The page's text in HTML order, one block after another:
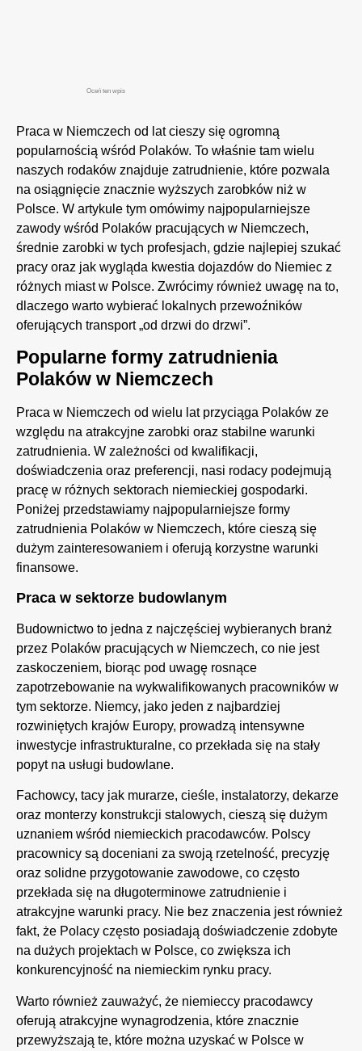
Oceń ten wpis
Praca w Niemczech od lat cieszy się ogromną
popularnością wśród Polaków. To właśnie tam wielu
naszych rodaków znajduje zatrudnienie, które pozwala
na osiągnięcie znacznie wyższych zarobków niż w
Polsce. W artykule tym omówimy najpopularniejsze
zawody wśród Polaków pracujących w Niemczech,
średnie zarobki w tych profesjach, gdzie najlepiej szukać
pracy oraz jak wygląda kwestia dojazdów do Niemiec z
różnych miast w Polsce. Zwrócimy również uwagę na to,
dlaczego warto wybierać lokalnych przewoźników
oferujących transport „od drzwi do drzwi”.
Popularne formy zatrudnienia
Polaków w Niemczech
Praca w Niemczech od wielu lat przyciąga Polaków ze
względu na atrakcyjne zarobki oraz stabilne warunki
zatrudnienia. W zależności od kwalifikacji,
doświadczenia oraz preferencji, nasi rodacy podejmują
pracę w różnych sektorach niemieckiej gospodarki.
Poniżej przedstawiamy najpopularniejsze formy
zatrudnienia Polaków w Niemczech, które cieszą się
dużym zainteresowaniem i oferują korzystne warunki
finansowe.
Praca w sektorze budowlanym
Budownictwo to jedna z najczęściej wybieranych branż
przez Polaków pracujących w Niemczech, co nie jest
zaskoczeniem, biorąc pod uwagę rosnące
zapotrzebowanie na wykwalifikowanych pracowników w
tym sektorze. Niemcy, jako jeden z najbardziej
rozwiniętych krajów Europy, prowadzą intensywne
inwestycje infrastrukturalne, co przekłada się na stały
popyt na usługi budowlane.
Fachowcy, tacy jak murarze, cieśle, instalatorzy, dekarze
oraz monterzy konstrukcji stalowych, cieszą się dużym
uznaniem wśród niemieckich pracodawców. Polscy
pracownicy są doceniani za swoją rzetelność, precyzję
oraz solidne przygotowanie zawodowe, co często
przekłada się na długoterminowe zatrudnienie i
atrakcyjne warunki pracy. Nie bez znaczenia jest również
fakt, że Polacy często posiadają doświadczenie zdobyte
na dużych projektach w Polsce, co zwiększa ich
konkurencyjność na niemieckim rynku pracy.
Warto również zauważyć, że niemieccy pracodawcy
oferują atrakcyjne wynagrodzenia, które znacznie
przewyższają te, które można uzyskać w Polsce w